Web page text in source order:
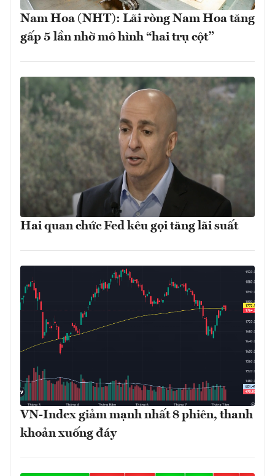
Nam Hoa (NHT): Lãi ròng Nam Hoa tăng
gấp 5 lần nhờ mô hình “hai trụ cột”
Hai quan chức Fed kêu gọi tăng lãi suất
VN-Index giảm mạnh nhất 8 phiên, thanh
khoản xuống đáy